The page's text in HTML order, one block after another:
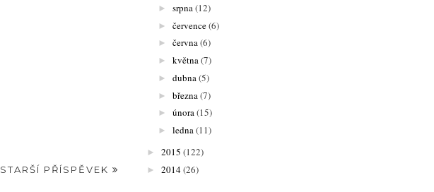
STARŠÍ PŘÍSPĚVEK
► srpna(12)
► července(6)
► června(6)
► května(7)
► dubna(5)
► března(7)
► února(15)
► ledna(11)
► 2015 (122)
► 2014(26)